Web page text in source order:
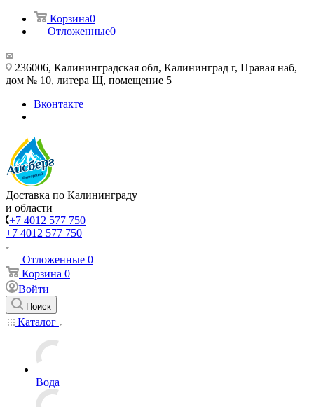
Корзина0
Отложенные0
236006, Калининградская обл, Калининград г, Правая наб,
дом № 10, литера Щ, помещение 5
Вконтакте
Доставка по Калининграду
и области
+7 4012 577 750
+7 4012 577 750
Отложенные 0
Корзина 0
Войти
Поиск
Каталог
Вода